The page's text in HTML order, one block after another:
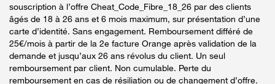
souscription à l’offre Cheat_Code_Fibre_18_26 par des clients
âgés de 18 à 26 ans et 6 mois maximum, sur présentation d’une
carte d’identité. Sans engagement. Remboursement différé de
25€/mois à partir de la 2e facture Orange après validation de la
demande et jusqu’aux 26 ans révolus du client. Un seul
remboursement par client. Non cumulable. Perte du
remboursement en cas de résiliation ou de changement d’offre.